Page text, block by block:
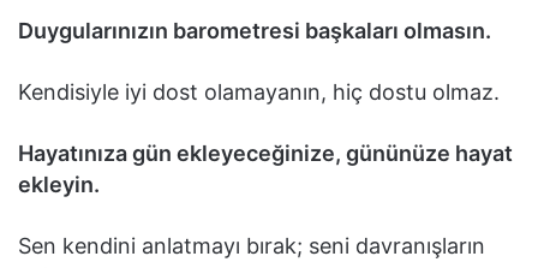
Duygularınızın barometresi başkaları olmasın.
Kendisiyle iyi dost olamayanın, hiç dostu olmaz.
Hayatınıza gün ekleyeceğinize, gününüze hayat
ekleyin.
Sen kendini anlatmayı bırak; seni davranışların